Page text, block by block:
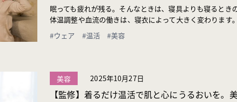
眠っても疲れが残る。そんなときは、寝具よりも寝ると
体温調整や血流の働きは、寝衣によって大きく変わりま
#ウェア
#温活 #美容
美容 2025年10月27日
【監修】着るだけ温活で肌と心にうるおいを。